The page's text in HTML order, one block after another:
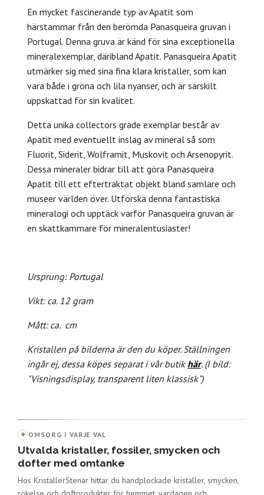
En mycket fascinerande typ av Apatit som
härstammar från den berömda Panasqueira gruvan i
Portugal. Denna gruva är känd för sina exceptionella
mineralexemplar, däribland Apatit. Panasqueira Apatit
utmärker sig med sina fina klara kristaller, som kan
vara både i gröna och lila nyanser, och är särskilt
uppskattad för sin kvalitet.
Detta unika collectors grade exemplar består av
Apatit med eventuellt inslag av mineral så som
Fluorit, Siderit, Wolframit, Muskovit och Arsenopyrit.
Dessa mineraler bidrar till att göra Panasqueira
Apatit till ett eftertraktat objekt bland samlare och
museer världen över. Utforska denna fantastiska
mineralogi och upptäck varför Panasqueira gruvan är
en skattkammare för mineralentusiaster!
Ursprung: Portugal
Vikt: ca. 12 gram
Mått: ca. cm
Kristallen på bilderna är den du köper. Ställningen
ingår ej, dessa köpes separat i vår butik här.(I bild:
"Visningsdisplay, transparent liten klassisk")
✦ OMSORG I VARJE VAL
Utvalda kristaller, fossiler, smycken och
dofter med omtanke
Hos KristallerStenar hittar du handplockade kristaller, smycken,